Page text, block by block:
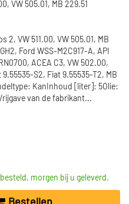
VW 505.01, MB 229.51
2, VW 511.00, VW 505.01, MB
Ford WSS-M2C917-A, API
ACEA C3, VW 502.00,
9.55535-S2, Fiat 9.55535-T2, MB
KanInhoud [liter]: 5Olie:
van de fabrikant...
morgen bij u geleverd.